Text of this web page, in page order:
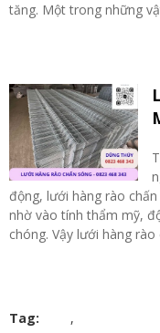
tăng. Một trong những
động, lưới hàng rào
nhờ vào tính thẩm mỹ,
chóng. Vậy lưới hàng rào
Tag: ,